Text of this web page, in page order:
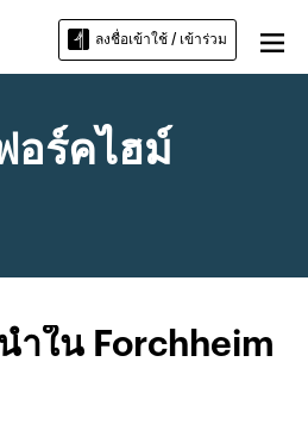
ลงชื่อเข้าใช้ / เข้าร่วม
อร์คไฮม์
ำใน Forchheim